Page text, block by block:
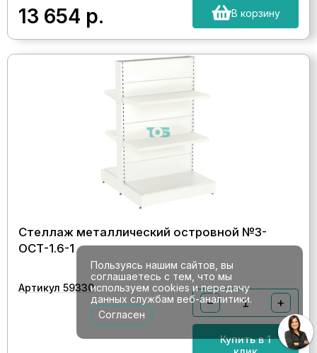
13 654 р. В корзину
Стеллаж металлический островной №3-
ОСТ-1.6-1
Артикул 59330
− +
Купить в 1
Пользуясь нашим сайтов, вы
соглашаетесь с тем, что мы
используем cookies и передачу
данных службам веб-аналитики.
Согласен